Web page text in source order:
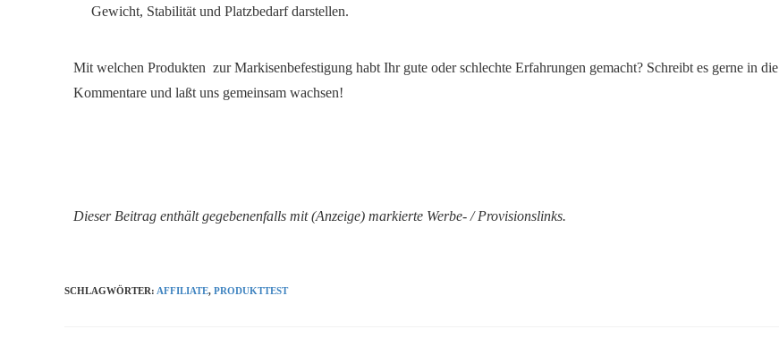
Gewicht, Stabilität und Platzbedarf darstellen.
Mit welchen Produkten zur Markisenbefestigung habt Ihr gute oder schlechte Erfahrungen gemacht? Schreibt es gerne in die
Kommentare und laßt uns gemeinsam wachsen!
Dieser Beitrag enthält gegebenenfalls mit (Anzeige) markierte Werbe- / Provisionslinks.
SCHLAGWÖRTER: AFFILIATE, PRODUKTTEST